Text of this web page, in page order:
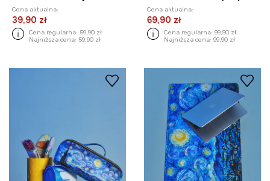
Cena aktualna:
39,90 zł
Cena regularna: 59,90 zł
Najniższa cena: 59,90 zł
Cena aktualna:
69,90 zł
Cena regularna: 99,90 zł
Najniższa cena: 99,90 zł